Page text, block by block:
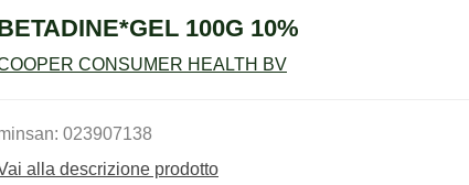
100G 10%
CONSUMER HEALTH BV
023907138
alla descrizione prodotto